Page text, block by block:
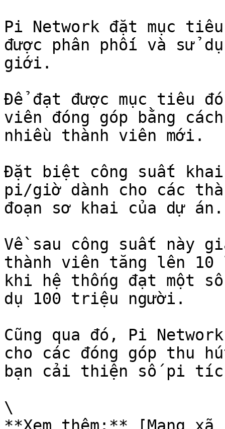
Pi Network đặt mục
được phân phối và sử
giới.
Để đạt được mục tiêu
viên đóng góp bằng
nhiều thành viên mới.
Đặt biệt công suất khai
pi/giờ dành cho các
đoạn sơ khai của dự án.
Về sau công suất này
thành viên tăng lên 10
khi hệ thống đạt một
dụ 100 triệu người.
Cũng qua đó, Pi
cho các đóng góp thu
bạn cải thiện số pi
\